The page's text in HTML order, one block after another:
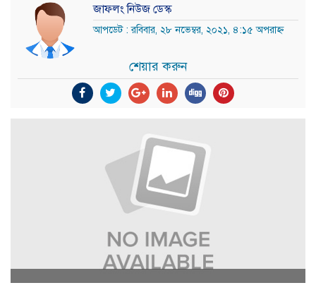
জাফলং নিউজ ডেস্ক
আপডেট : রবিবার, ২৮ নভেম্বর, ২০২১, ৪:১৫ অপরাহ্ন
শেয়ার করুন